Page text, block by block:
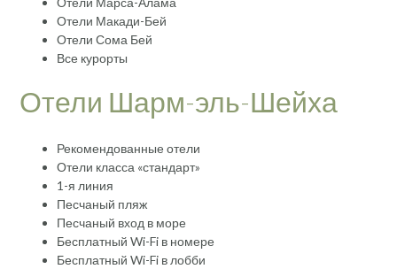
Отели Макади-Бей
Отели Сома Бей
Все курорты
Отели Шарм-эль-Шейха
Рекомендованные отели
Отели класса «стандарт»
1-я линия
Песчаный пляж
Песчаный вход в море
Бесплатный Wi-Fi в номере
Бесплатный Wi-Fi в лобби